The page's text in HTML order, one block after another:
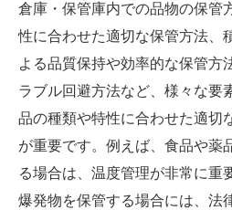
倉庫・保管庫内での品物の保管
性に合わせた適切な保管方法、
よる品質保持や効率的な保管方
ラブル回避方法など、様々な要
品の種類や特性に合わせた適切
が重要です。例えば、食品や薬
る場合は、温度管理が非常に重
爆発物を保管する場合には、法